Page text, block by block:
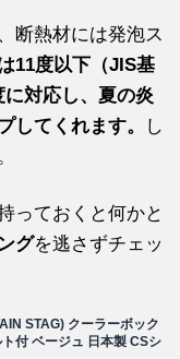
断熱材には発泡ス
11度以下（JIS基
対応し、夏の炎
してくれます。
し
っておくと何かと
グを逃さずチェッ
STAG) クーラーボック
付 ベージュ 日本製 CSシ